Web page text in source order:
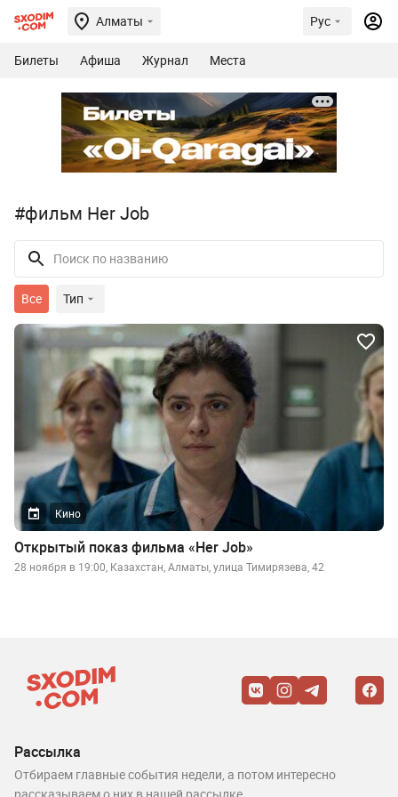
Алматы Рус
Билеты Афиша Журнал Места
#фильм Her Job
Все Тип
Кино
Открытый показ фильма «Her Job»
28 ноября в 19:00, Казахстан, Алматы, улица Тимирязева, 42
Рассылка
Отбираем главные события недели, а потом интересно